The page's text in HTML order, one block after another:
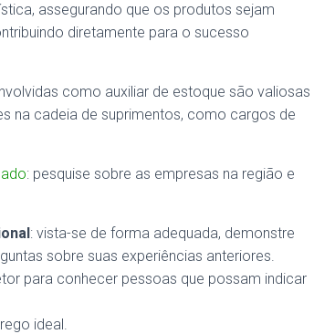
assegurando que os produtos sejam
diretamente para o sucesso
como auxiliar de estoque são valiosas
na cadeia de suprimentos, como cargos de
: pesquise sobre as empresas na região e
: vista-se de forma adequada, demonstre
sobre suas experiências anteriores.
para conhecer pessoas que possam indicar
ideal.